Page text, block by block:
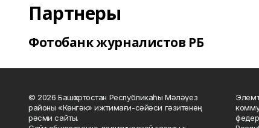
Партнеры
Фотобанк журналистов РБ
© 2026 Башҡортостан Республикаһы Мәләүез
районы «Көнгәк» ижтимағи-сәйәси гәзитенең
рәсми сайты.